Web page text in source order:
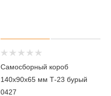
Самосборный короб
140х90х65 мм Т-23 бурый
0427